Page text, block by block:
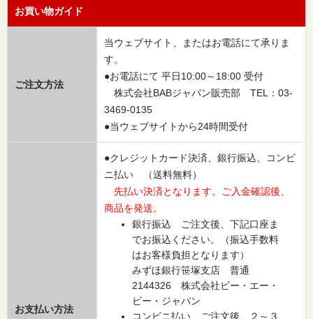
お買い物ガイド
ご注文方法
当ウェブサイト、またはお電話にて承りま
す。
●お電話にて 平日10:00～18:00 受付
株式会社BABジャパン販売部 TEL：03-
3469-0135
●当ウェブサイトから24時間受付
お支払い方法
●クレジットカード決済、銀行振込、コンビ
ニ払い （送料無料）
先払い決済となります。ご入金確認後、
商品を発送。
銀行振込 ご注文後、下記口座ま
でお振込ください。（振込手数料
はお客様負担となります）
みずほ銀行笹塚支店 普通
2144326 株式会社ビー・エー・
ビー・ジャパン
コンビニ払い ご注文後、２～３